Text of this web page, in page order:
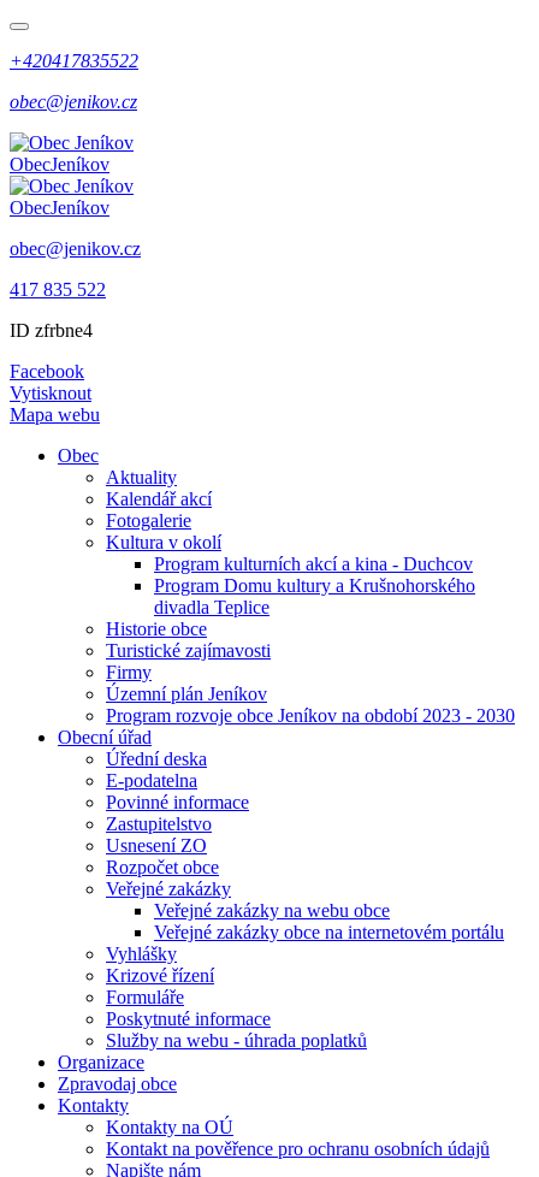
+420417835522
obec@jenikov.cz
ObecJeníkov
ObecJeníkov
obec@jenikov.cz
417 835 522
ID zfrbne4
Facebook
Vytisknout
Mapa webu
Obec
Aktuality
Kalendář akcí
Fotogalerie
Kultura v okolí
Program kulturních akcí a kina - Duchcov
Program Domu kultury a Krušnohorského
divadla Teplice
Historie obce
Turistické zajímavosti
Firmy
Územní plán Jeníkov
Program rozvoje obce Jeníkov na období 2023 - 2030
Obecní úřad
Úřední deska
E-podatelna
Povinné informace
Zastupitelstvo
Usnesení ZO
Rozpočet obce
Veřejné zakázky
Veřejné zakázky na webu obce
Veřejné zakázky obce na internetovém portálu
Vyhlášky
Krizové řízení
Formuláře
Poskytnuté informace
Služby na webu - úhrada poplatků
Organizace
Zpravodaj obce
Kontakty
Kontakty na OÚ
Kontakt na pověřence pro ochranu osobních údajů
Napište nám